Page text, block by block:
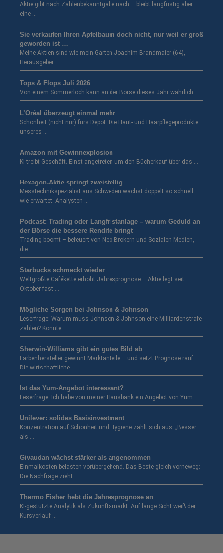
Aktie gibt nach Zahlenbekanntgabe nach – bleibt langfristig aber
eine …
Sie verkaufen Ihren Apfelbaum doch nicht, nur weil er groß
geworden ist …
Meine Aktien sind wie mein Garten Joachim Brandmaier (64),
Herausgeber …
Tops & Flops Juli 2026
Von einem Sommerloch kann an der Börse dieses Jahr wahrlich …
L’Oréal überzeugt einmal mehr
Schönheit (nicht nur) fürs Depot. Die Haut- und Haarpflegeprodukte
unseres …
Amazon mit Gewinnexplosion
KI treibt Geschäft. Einst angetreten um den Bücherkauf über das …
Hexagon-Aktie springt zweistellig
Messtechnikspezialist aus Schweden wächst doppelt so schnell
wie erwartet. Analysten …
Podcast: Trading oder Langfristanlage – warum Geduld an
der Börse die bessere Rendite bringt
Trading boomt – befeuert von Neo-Brokern und Sozialen Medien,
die …
Starbucks schmeckt wieder
Weltgrößte Cafékette erhöht Jahresprognose – Aktie legt seit
Oktober fast …
Mögliche Sorgen bei Johnson & Johnson
Leserfrage: Warum muss Johnson & Johnson eine Milliardenstrafe
zahlen? Könnte …
Sherwin-Williams gibt ein gutes Bild ab
Farbenhersteller gewinnt Marktanteile – und setzt Prognose rauf.
Die wirtschaftliche …
Ist das Yum-Angebot interessant?
Leserfrage: Ich habe von meiner Hausbank ein Angebot von Yum …
Unilever: solides Basisinvestment
Konzentration auf Schönheit und Hygiene zahlt sich aus. „Besser
als …
Givaudan wächst stärker als angenommen
Einmalkosten belasten vorübergehend. Das Beste gleich vorneweg:
Die Nachfrage zieht …
Thermo Fisher hebt die Jahresprognose an
KI-gestützte Analytik als Zukunftsmarkt. Auf lange Sicht weiß der
Kursverlauf …